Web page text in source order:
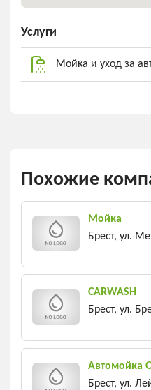
Услуги
Мойка и уход за
Похожие
Мойка
Брест, ул.
CARWASH
Брест, ул.
Автомойка
Брест, ул.